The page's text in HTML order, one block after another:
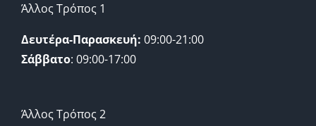
Άλλος Τρόπος 1
Δευτέρα-Παρασκευή: 09:00-21:00
Σάββατο: 09:00-17:00
Άλλος Τρόπος 2